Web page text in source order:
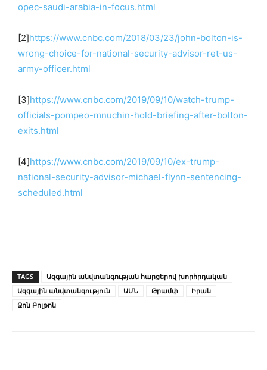
opec-saudi-arabia-in-focus.html
[2]https://www.cnbc.com/2018/03/23/john-bolton-is-
wrong-choice-for-national-security-advisor-ret-us-
army-officer.html
[3]https://www.cnbc.com/2019/09/10/watch-trump-
officials-pompeo-mnuchin-hold-briefing-after-bolton-
exits.html
[4]https://www.cnbc.com/2019/09/10/ex-trump-
national-security-advisor-michael-flynn-sentencing-
scheduled.html
TAGS
Ազգային անվտանգության հարցերով խորհրդական
Ազգային անվտանգություն
ԱՄՆ Թրամփ
Իրան
Ջոն Բոլթոն